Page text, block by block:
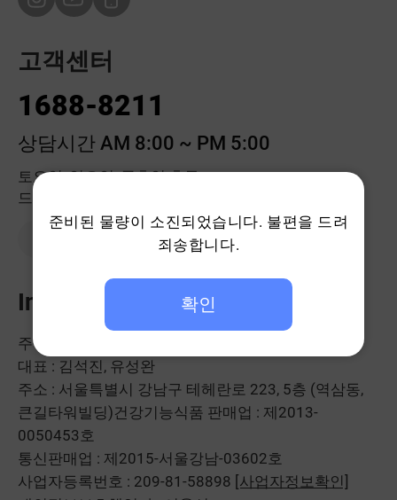
고객센터
1688-8211
상담시간 AM 8:00 ~ PM 5:00
토요일, 일요일, 공휴일 휴무
드시모네몰 고객센터는 점심시간에도 계속 됩니다.
Info
주식회사 헥토헬스케어
대표 : 김석진, 유성완
주소 : 서울특별시 강남구 테헤란로 223, 5층 (역삼동,
큰길타워빌딩)건강기능식품 판매업 : 제2013-
0050453호
통신판매업 : 제2015-서울강남-03602호
사업자등록번호 : 209-81-58898 [사업자정보확인]
준비된 물량이 소진되었습니다. 불편을 드려
죄송합니다.
확인